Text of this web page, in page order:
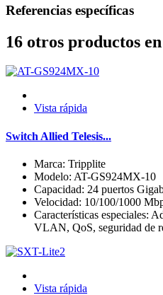
Referencias específicas
16 otros productos
Vista rápida
Switch Allied Telesis...
Marca: Tripplite
Modelo: AT-GS924MX-10
Capacidad: 24 puertos
Velocidad: 10/100/1000
Características especiales:
VLAN, QoS, seguridad de
Vista rápida